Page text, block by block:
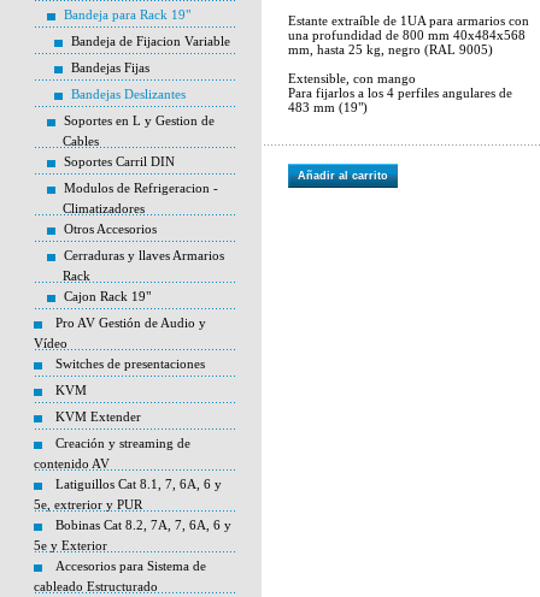
Bandeja para Rack 19"
Bandeja de Fijacion Variable
Bandejas Fijas
Bandejas Deslizantes
Soportes en L y Gestion de
Cables
Soportes Carril DIN
Modulos de Refrigeracion -
Climatizadores
Otros Accesorios
Cerraduras y llaves Armarios
Rack
Cajon Rack 19"
Pro AV Gestión de Audio y
Vídeo
Switches de presentaciones
KVM
KVM Extender
Creación y streaming de
contenido AV
Latiguillos Cat 8.1, 7, 6A, 6 y
5e, extrerior y PUR
Bobinas Cat 8.2, 7A, 7, 6A, 6 y
5e y Exterior
Accesorios para Sistema de
cableado Estructurado
Estante extraíble de 1UA para armarios con
una profundidad de 800 mm 40x484x568
mm, hasta 25 kg, negro (RAL 9005)
Extensible, con mango
Para fijarlos a los 4 perfiles angulares de
483 mm (19")
Añadir al carrito